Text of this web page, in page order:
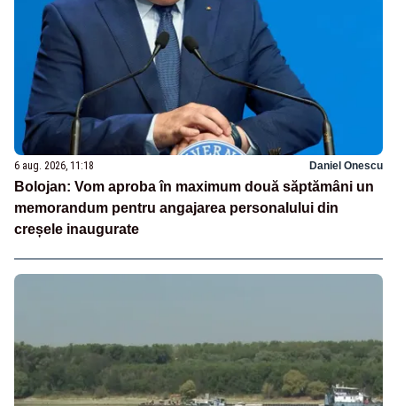
6 aug. 2026, 11:18 Daniel Onescu
Bolojan: Vom aproba în maximum două săptămâni un
memorandum pentru angajarea personalului din
creșele inaugurate